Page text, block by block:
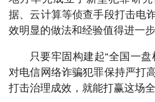
据、云计算等侦查手段打击电
效明显的做法和经验值得进一步
只要牢固构建起“全国一
对电信网络诈骗犯罪保持严打
打击治理成效，就能打赢这场